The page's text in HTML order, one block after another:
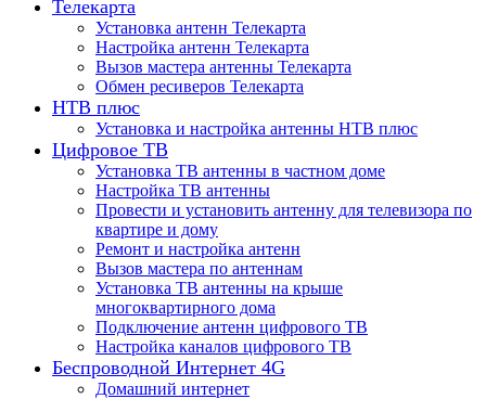
Телекарта
Установка антенн Телекарта
Настройка антенн Телекарта
Вызов мастера антенны Телекарта
Обмен ресиверов Телекарта
НТВ плюс
Установка и настройка антенны НТВ плюс
Цифровое ТВ
Установка ТВ антенны в частном доме
Настройка ТВ антенны
Провести и установить антенну для телевизора по
квартире и дому
Ремонт и настройка антенн
Вызов мастера по антеннам
Установка ТВ антенны на крыше
многоквартирного дома
Подключение антенн цифрового ТВ
Настройка каналов цифрового ТВ
Беспроводной Интернет 4G
Домашний интернет